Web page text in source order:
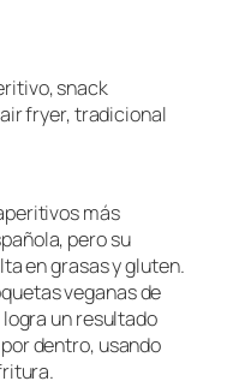
snack
fryer, tradicional
más
pero su
en grasas y gluten.
veganas de
un resultado
dentro, usando